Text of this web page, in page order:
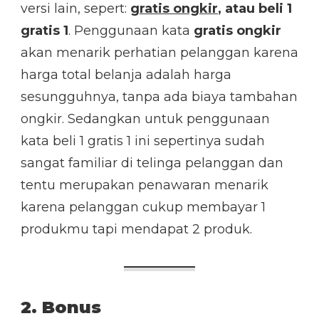
versi lain, sepert: gratis ongkir, atau beli 1
gratis 1. Penggunaan kata gratis ongkir
akan menarik perhatian pelanggan karena
harga total belanja adalah harga
sesungguhnya, tanpa ada biaya tambahan
ongkir. Sedangkan untuk penggunaan
kata beli 1 gratis 1 ini sepertinya sudah
sangat familiar di telinga pelanggan dan
tentu merupakan penawaran menarik
karena pelanggan cukup membayar 1
produkmu tapi mendapat 2 produk.
2. Bonus